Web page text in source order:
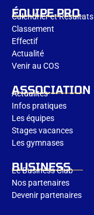
ÉQUIPE PRO
Calendrier et Résultats
Classement
Effectif
Actualité
Venir au COS
ASSOCIATION
Actualités
Infos pratiques
Les équipes
Stages vacances
Les gymnases
BUSINESS
Le Business Club
Nos partenaires
Devenir partenaires